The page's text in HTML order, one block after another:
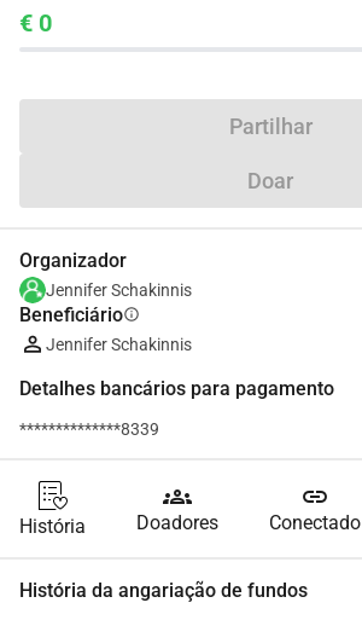
€ 0
Partilhar
Doar
Organizador
Jennifer Schakinnis
Beneficiárioinfo
Jennifer Schakinnis
Detalhes bancários para pagamento
**************8339
História
groups
Doadores
link
Conectado
História da angariação de fundos